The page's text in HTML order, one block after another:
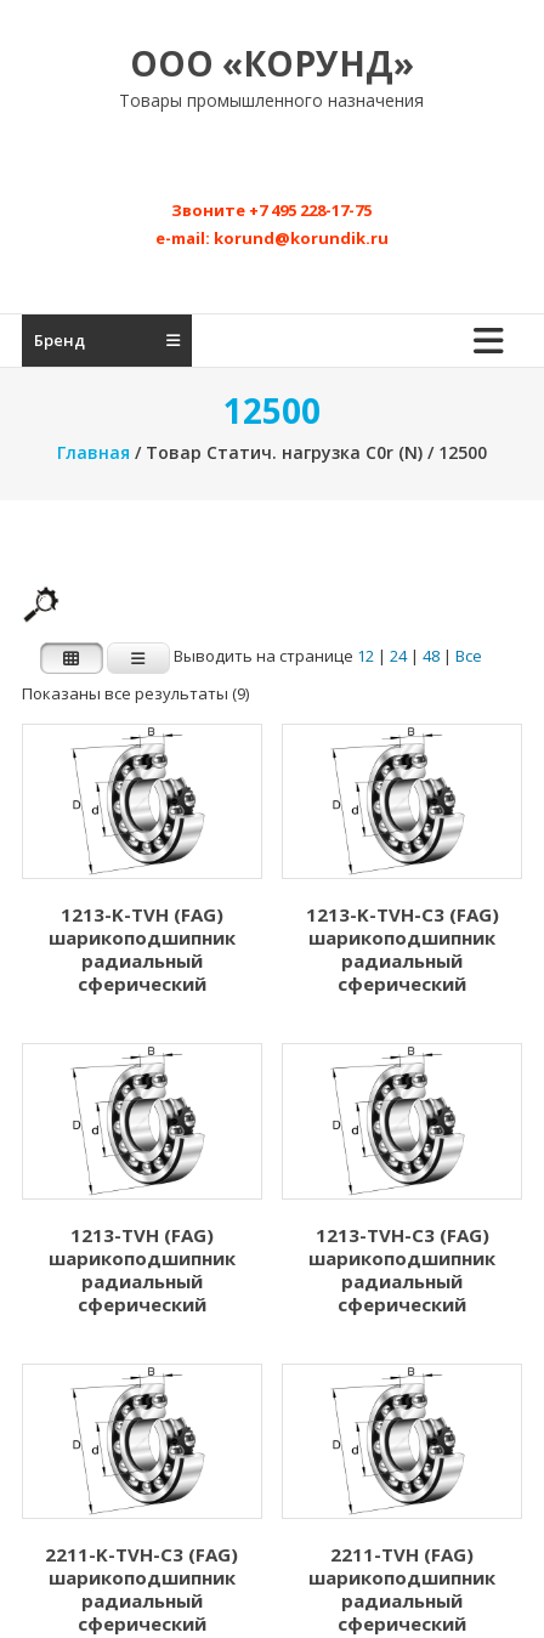
ООО «КОРУНД»
Товары промышленного назначения
Звоните +7 495 228-17-75
e-mail: korund@korundik.ru
Бренд
12500
Главная / Товар Статич. нагрузка C0r (N) / 12500
FAG INA
Категории
Внутренний
диаметр d (мм)
1.000
2.000
4.000
4.762
Показать больше
Наружный диаметр
D (мм)
3.000
5.000
7.000
8.000
Показать больше
1.000
2.500
3.500
4.000
Показать больше
нагрузка Cr (N)
Динамическая нагрузка Cr (N)
нагрузка C0r (N)
Выводить на странице 12| 24| 48| Все
Показаны все результаты (9)
1213-K-TVH (FAG)
шарикоподшипник
радиальный
сферический
1213-K-TVH-C3 (FAG)
шарикоподшипник
радиальный
сферический
1213-TVH (FAG)
шарикоподшипник
радиальный
сферический
1213-TVH-C3 (FAG)
шарикоподшипник
радиальный
сферический
2211-K-TVH-C3 (FAG)
шарикоподшипник
радиальный
сферический
2211-TVH (FAG)
шарикоподшипник
радиальный
сферический